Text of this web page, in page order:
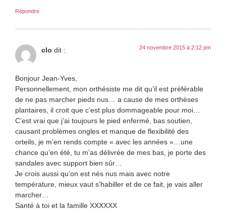
Répondre
clo dit : 24 novembre 2015 à 2:12 pm
Bonjour Jean-Yves,
Personnellement, mon orthésiste me dit qu’il est préférable
de ne pas marcher pieds nus… a cause de mes orthèses
plantaires, il croit que c’est plus dommageable pour moi…
C’est vrai que j’ai toujours le pied enfermé, bas soutien,
causant problèmes ongles et manque de flexibilité des
orteils, je m’en rends compte « avec les années »…une
chance qu’en été, tu m’as délivrée de mes bas, je porte des
sandales avec support bien sûr…
Je crois aussi qu’on est nés nus mais avec notre
température, mieux vaut s’habiller et de ce fait, je vais aller
marcher…
Santé à toi et la famille XXXXXX